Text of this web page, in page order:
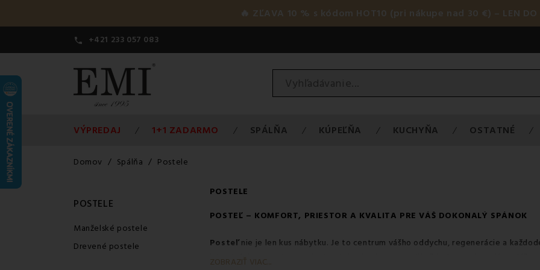
🔥 ZĽAVA 10 % s kódom HOT10 (pri nákupe nad 30 €) – LEN DO
 +421 233 057 083
VÝPREDAJ 1+1 ZADARMO SPÁLŇA KÚPEĽŇA KUCHYŇA OSTATNÉ
Domov Spálňa Postele
POSTELE
Manželské postele
Drevené postele
POSTELE
POSTEĽ – KOMFORT, PRIESTOR A KVALITA PRE VÁŠ DOKONALÝ SPÁNOK
Posteľ nie je len kus nábytku. Je to centrum vášho oddychu, regenerácie a
kde strávite noc. Je to priestor, kde si telo aj myseľ každodenne doprajú
ZOBRAZIŤ VIAC...